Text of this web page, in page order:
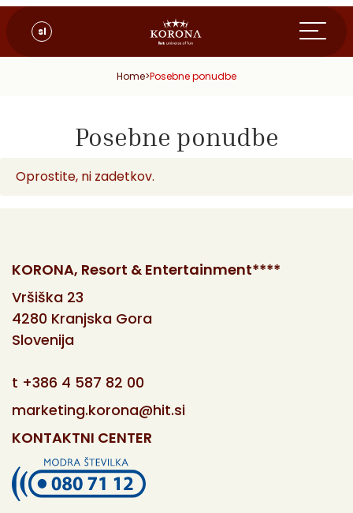
sl
Home>Posebne ponudbe
Posebne ponudbe
Oprostite, ni zadetkov.
KORONA, Resort & Entertainment****
Vršiška 23
4280 Kranjska Gora
Slovenija
t +386 4 587 82 00
marketing.korona@hit.si
KONTAKTNI CENTER